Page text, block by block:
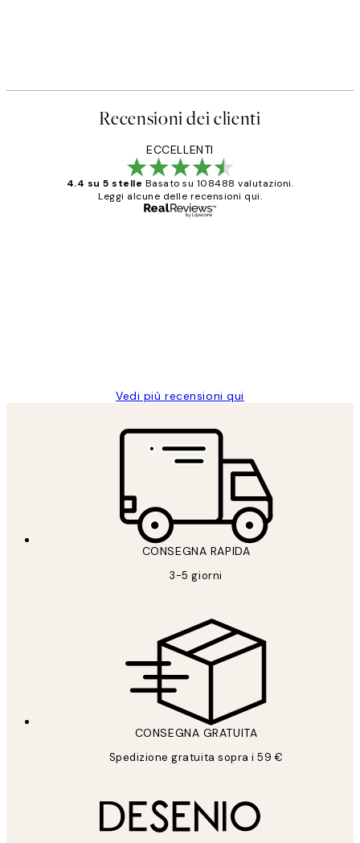
Recensioni dei clienti
ECCELLENTI
4.4 su 5 stelle Basato su 108488 valutazioni.
Leggi alcune delle recensioni qui.
Vedi più recensioni qui
CONSEGNA RAPIDA
3-5 giorni
CONSEGNA GRATUITA
Spedizione gratuita sopra i 59 €